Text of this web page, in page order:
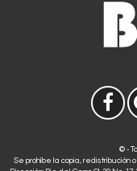
© -
Se prohíbe la copia, redistribución